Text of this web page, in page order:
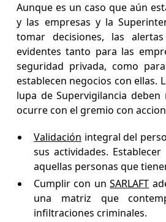
Aunque es un caso que aún
y las empresas y la
tomar decisiones, las
evidentes tanto para las
seguridad privada, como
establecen negocios con ellas.
lupa de Supervigilancia
ocurre con el gremio con
Validación integral del
sus actividades.
aquellas personas que
Cumplir con unSARLAFT
una matriz que
infiltraciones criminales.